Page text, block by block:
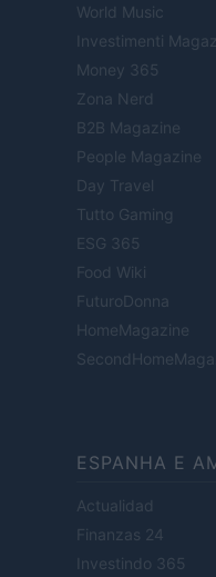
World Music
Investimenti
Money 365
Zona Nerd
B2B Magazine
People Magazine
Day Travel
Tutto Gaming
ESG 365
Food Wiki
FuturoDonna
HomeMagazine
ESPANHA E
Actualidad
Finanzas 24
Investindo 365